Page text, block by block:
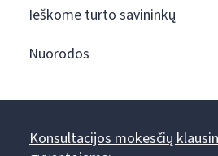
Ieškome turto savininkų
Nuorodos
Konsultacijos mokesčių